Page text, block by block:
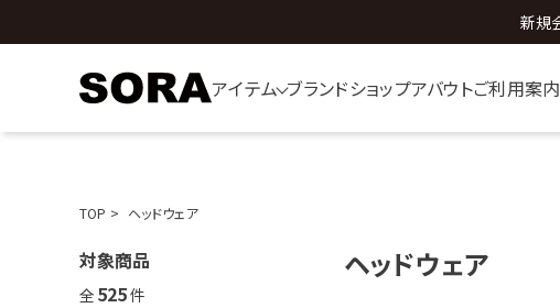
アイテム ブランドショップアバウトご利用案内
TOP ヘッドウェア
対象商品
全 525件
ヘッドウェア